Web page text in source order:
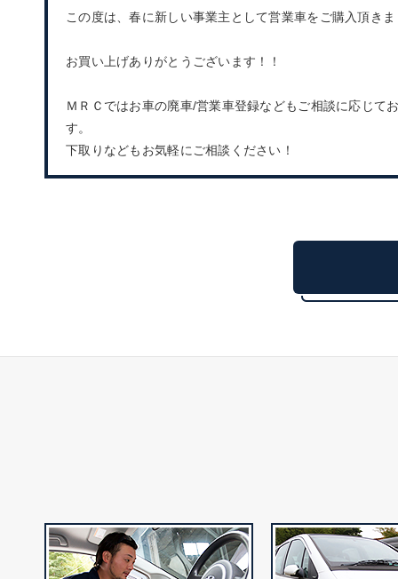
この度は、春に新しい事業主として営業車をご購入頂き
お買い上げありがとうございます！！
ＭＲＣではお車の廃車/営業車登録などもご相談に応じて
す。
下取りなどもお気軽にご相談ください！